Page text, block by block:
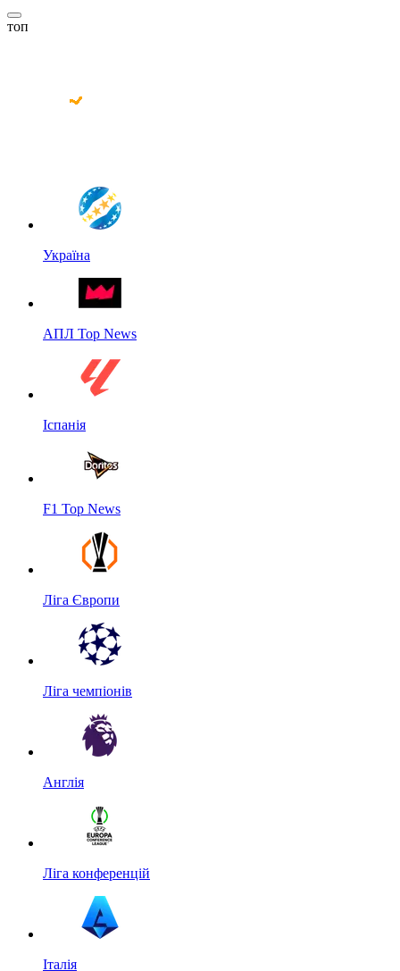
топ
Україна
АПЛ Top News
Іспанія
F1 Top News
Ліга Європи
Ліга чемпіонів
Англія
Ліга конференцій
Італія